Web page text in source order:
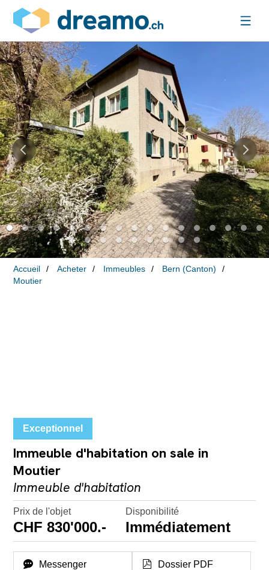
Accueil Acheter Immeubles
Bern (Canton)
Moutier
Exceptionnel
Immeuble d'habitation on sale in
Moutier
Immeuble d'habitation
Prix de l'objet
CHF 830'000.-
Disponibilité
Immédiatement
Messenger Dossier PDF